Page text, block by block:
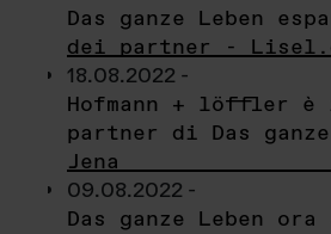
Das ganze Leben
dei partner -
18.08.2022 -
Hofmann + löffler è
partner di Das
Jena
09.08.2022 -
Das ganze Leben ora